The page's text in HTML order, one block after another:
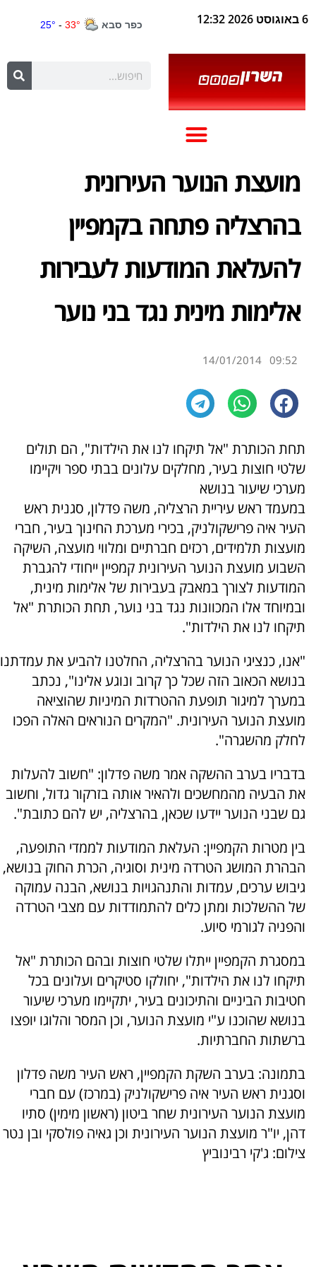
6 באוגוסט 2026 12:32
מועצת הנוער העירונית
בהרצליה פתחה בקמפיין
להעלאת המודעות לעבירות
אלימות מינית נגד בני נוער
09:52
14/01/2014
תחת הכותרת "אל תיקחו לנו את הילדות", הם תולים
שלטי חוצות בעיר, מחלקים עלונים בבתי ספר ויקיימו
מערכי שיעור בנושא
במעמד ראש עיריית הרצליה, משה פדלון, סגנית ראש
העיר איה פרישקולניק, בכירי מערכת החינוך בעיר, חברי
מועצות תלמידים, רכזים חברתיים ומלווי מועצה, השיקה
השבוע מועצת הנוער העירונית קמפיין ייחודי להגברת
המודעות לצורך במאבק בעבירות של אלימות מינית,
ובמיוחד אלו המכוונות נגד בני נוער, תחת הכותרת "אל
תיקחו לנו את הילדות".
"אנו, כנציגי הנוער בהרצליה, החלטנו להביע את עמדתנו
בנושא הכאוב הזה שכל כך קרוב ונוגע אלינו", נכתב
במערך למיגור תופעת ההטרדות המיניות שהוציאה
מועצת הנוער העירונית. "המקרים הנוראים האלה הפכו
לחלק מהשגרה".
בדבריו בערב ההשקה אמר משה פדלון: "חשוב להעלות
את הבעיה מהמחשכים ולהאיר אותה בזרקור גדול, וחשוב
גם שבני הנוער יידעו שכאן, בהרצליה, יש להם כתובת".
בין מטרות הקמפיין: העלאת המודעות לממדי התופעה,
הבהרת המושג הטרדה מינית וסוגיה, הכרת החוק בנושא,
גיבוש ערכים, עמדות והתנהגויות בנושא, הבנה עמוקה
של ההשלכות ומתן כלים להתמודדות עם מצבי הטרדה
והפניה לגורמי סיוע.
במסגרת הקמפיין ייתלו שלטי חוצות ובהם הכותרת "אל
תיקחו לנו את הילדות", יחולקו סטיקרים ועלונים בכל
חטיבות הביניים והתיכונים בעיר, יתקיימו מערכי שיעור
בנושא שהוכנו ע"י מועצת הנוער, וכן המסר והלוגו יופצו
ברשתות החברתיות.
בתמונה: בערב השקת הקמפיין, ראש העיר משה פדלון
וסגנית ראש העיר איה פרישקולניק (במרכז) עם חברי
מועצת הנוער העירונית שחר ביטון (ראשון מימין) סתיו
דהן, יו"ר מועצת הנוער העירונית וכן גאיה פולסקי ובן נטר
צילום: ג'קי רבינוביץ